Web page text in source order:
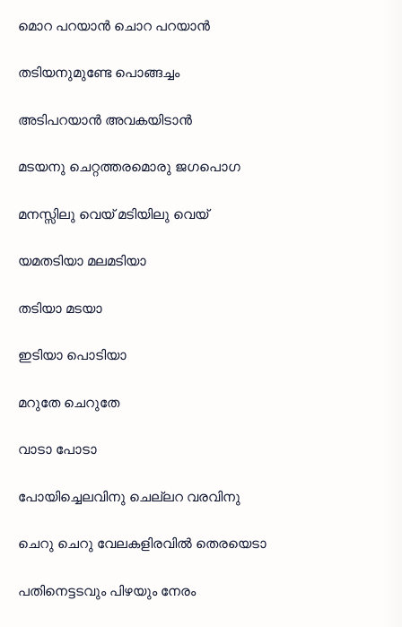
മൊറ പറയാൻ ചൊറ പറയാൻ
തടിയനുമുണ്ടേ പൊങ്ങച്ചം
അടിപറയാൻ അവകയിടാൻ
മടയനു ചെറ്റത്തരമൊരു ജഗപൊഗ
മനസ്സിലു വെയ് മടിയിലു വെയ്
യമതടിയാ മലമടിയാ
തടിയാ മടയാ
ഇടിയാ പൊടിയാ
മറുതേ ചെറുതേ
വാടാ പോടാ
പോയിച്ചെലവിനു ചെല്ലറ വരവിനു
ചെറു ചെറു വേലകളിരവിൽ തെരയെടാ
പതിനെട്ടടവും പിഴയും നേരം